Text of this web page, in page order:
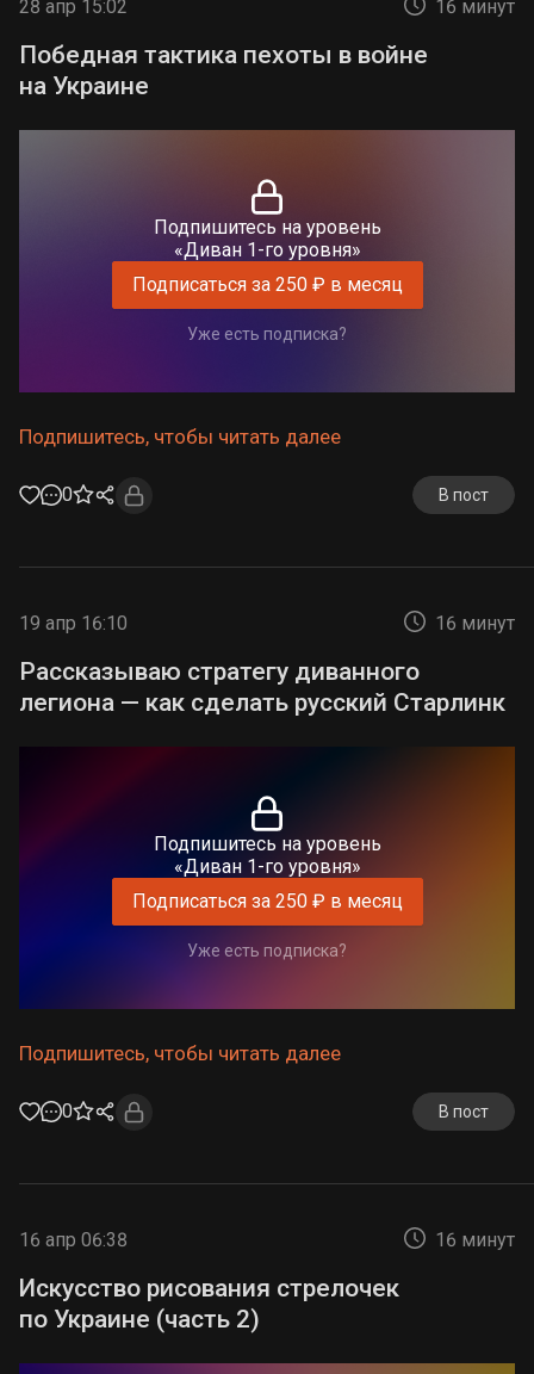
28 апр 15:02 16 минут
Победная тактика пехоты в войне
на Украине
Подпишитесь на уровень
«Диван 1-го уровня»
Подписаться за 250 ₽ в месяц
Уже есть подписка?
Подпишитесь, чтобы читать далее
0 В пост
19 апр 16:10 16 минут
Рассказываю стратегу диванного
легиона — как сделать русский Старлинк
Подпишитесь на уровень
«Диван 1-го уровня»
Подписаться за 250 ₽ в месяц
Уже есть подписка?
Подпишитесь, чтобы читать далее
0 В пост
16 апр 06:38 16 минут
Искусство рисования стрелочек
по Украине (часть 2)